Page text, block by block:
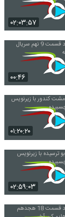
۰۲:۰۳:۵۷
۰۰:۴۶
۰۱:۲۰:۲۰
۰۲:۵۹:۰۳